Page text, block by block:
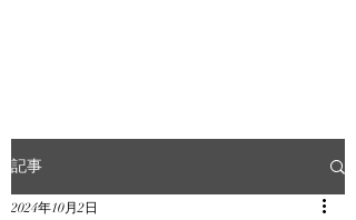
記事
2024年10月2日